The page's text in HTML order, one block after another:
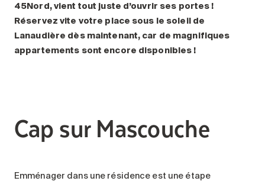
Emplois
45Nord, vient tout juste d’ouvrir ses portes !
Réservez vite votre place sous le soleil de
Lanaudière dès maintenant, car de magnifiques
appartements sont encore disponibles !
Cap sur Mascouche
Emménager dans une résidence est une étape